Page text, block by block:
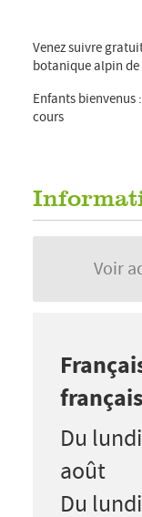
Venez suivre
botanique alpin de
Enfants
cours
Voir
français
Du
août
Du